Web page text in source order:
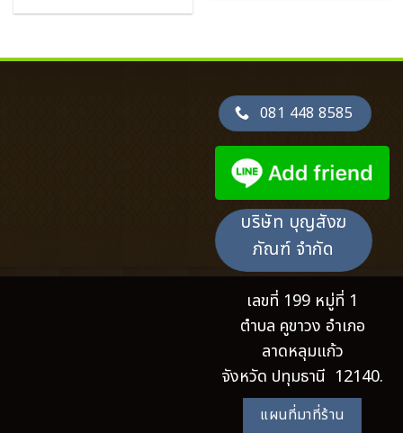
081 448 8585
บริษัท บุญสังฆ
ภัณฑ์ จำกัด
เลขที่ 199 หมู่ที่ 1
ตำบล คูขาวง อำเภอ
ลาดหลุมแก้ว
จังหวัด ปทุมธานี 12140.
แผนที่มาที่ร้าน